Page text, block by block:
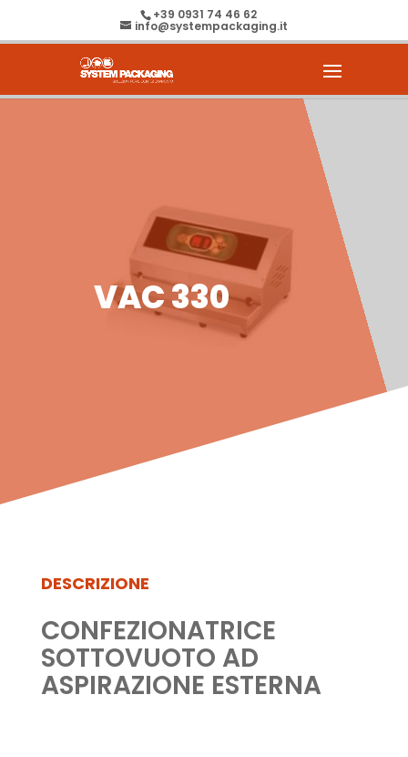
+39 0931 74 46 62
info@systempackaging.it
VAC 330
DESCRIZIONE
CONFEZIONATRICE
SOTTOVUOTO AD
ASPIRAZIONE ESTERNA